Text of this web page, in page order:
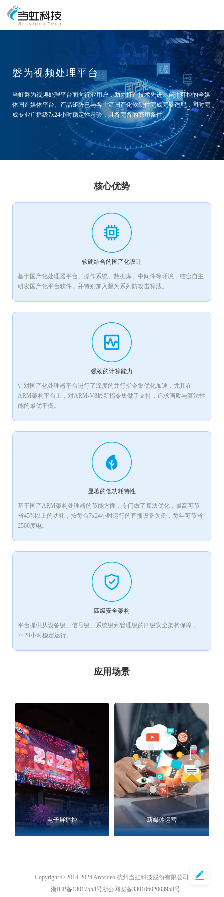
磐为视频处理平台
当虹磐为视频处理平台面向行业用户，助力打造技术先进、自主可控的全媒
体国造媒体平台。产品矩阵已与各主流国产化软硬件完成完整适配，同时完
成专业广播级7x24小时稳定性考验，具备完备的商用条件。
核心优势
软硬结合的国产化设计
基于国产化处理器平台、操作系统、数据库、中间件等环境，结合自主
研发国产化平台软件，并特别加入磐为系列防攻击算法。
强劲的计算能力
针对国产化处理器平台进行了深度的并行指令集优化加速，尤其在
ARM架构平台上，对ARM-V8最新指令集做了支持，追求画质与算法性
能的最优平衡。
显著的低功耗特性
基于国产ARM架构处理器的节能方面，专门做了算法优化，最高可节
省45%以上的功耗，按每台7x24小时运行的直播设备为例，每年可节省
2500度电。
四级安全架构
平台提供从设备级、信号级、系统级到管理级的四级安全架构保障，
7×24小时稳定运行。
应用场景
电子屏播控 新媒体运营
Copyright © 2014-2024 Arcvideo 杭州当虹科技股份有限公司
浙ICP备13017553号浙公网安备33010602003958号